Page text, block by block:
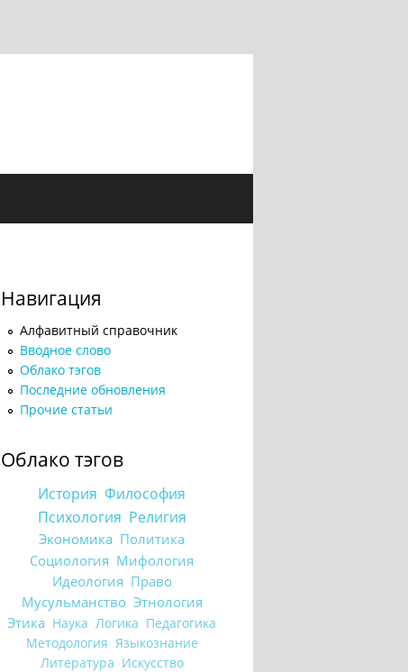
Навигация
Алфавитный справочник
Вводное слово
Облако тэгов
Последние обновления
Прочие статьи
Облако тэгов
История Философия
Психология Религия
Экономика Политика
Социология Мифология
Идеология Право
Мусульманство Этнология
Этика Наука Логика Педагогика
Методология Языкознание
Литература Искусство